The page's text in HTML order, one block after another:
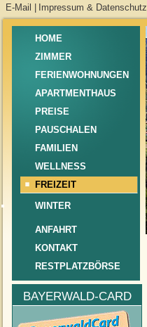
E-Mail Impressum & Datenschutz
HOME
ZIMMER
FERIENWOHNUNGEN
APARTMENTHAUS
PREISE
PAUSCHALEN
FAMILIEN
WELLNESS
FREIZEIT
WINTER
ANFAHRT
KONTAKT
RESTPLATZBÖRSE
BAYERWALD-CARD